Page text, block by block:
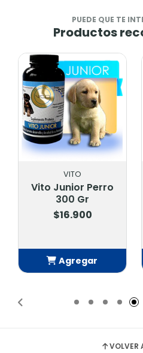
PUEDE QUE TE
Productos
VITO
Vito Junior Perro
300 Gr
$16.900
Agregar
VOLVER